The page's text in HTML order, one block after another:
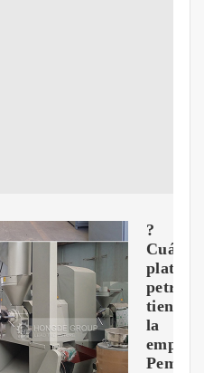
?
tiene
la
Pemex?